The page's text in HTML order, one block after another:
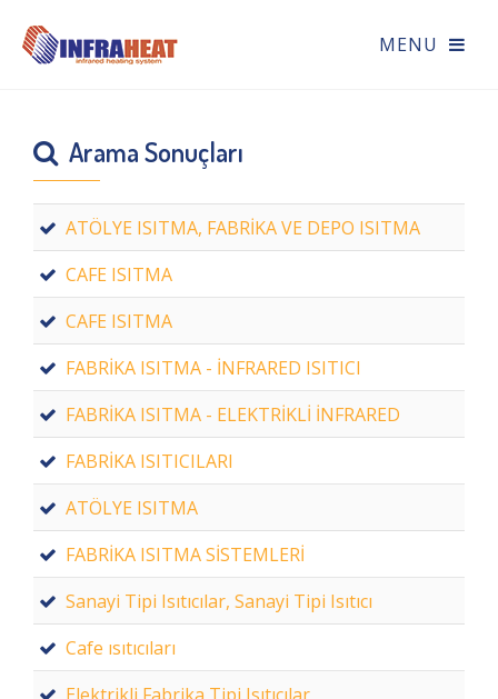
Arama Sonuçları
ATÖLYE ISITMA, FABRİKA VE DEPO ISITMA
CAFE ISITMA
CAFE ISITMA
FABRİKA ISITMA - İNFRARED ISITICI
FABRİKA ISITMA - ELEKTRİKLİ İNFRARED
FABRİKA ISITICILARI
ATÖLYE ISITMA
FABRİKA ISITMA SİSTEMLERİ
Sanayi Tipi Isıtıcılar, Sanayi Tipi Isıtıcı
Cafe ısıtıcıları